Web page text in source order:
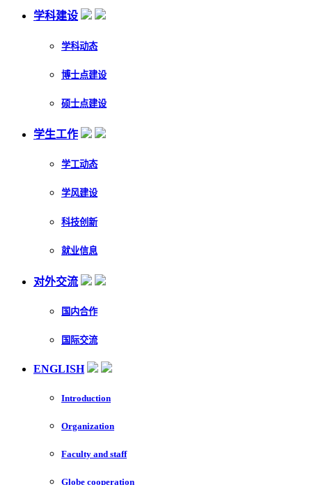
学科建设
学科动态
博士点建设
硕士点建设
学生工作
学工动态
学风建设
科技创新
就业信息
对外交流
国内合作
国际交流
ENGLISH
Introduction
Organization
Faculty and staff
Globe cooperation